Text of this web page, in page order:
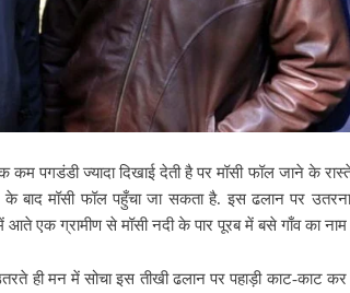
ज्यादा दिखाई देती है पर मॉसी फॉल जाने के
बाद मॉसी फॉल पहुँचा जा सकता है.इस ढलान पर
ग्रामीण से मॉसी नदी के पार पूरब में बसे गाँव का नाम
ही मन में सोचा इस तीखी ढलान पर पहाड़ी काट-काट